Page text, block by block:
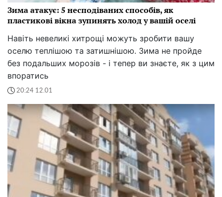
Зима атакує: 5 несподіваних способів, як
пластикові вікна зупинять холод у вашій оселі
Навіть невеликі хитрощі можуть зробити вашу
оселю теплішою та затишнішою. Зима не пройде
без подальших морозів - і тепер ви знаєте, як з цим
впоратись
20:24 12.01